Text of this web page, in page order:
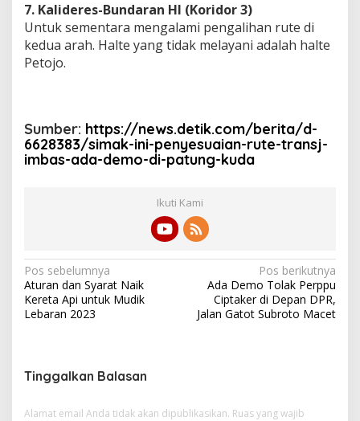
7. Kalideres-Bundaran HI (Koridor 3)
Untuk sementara mengalami pengalihan rute di
kedua arah. Halte yang tidak melayani adalah halte
Petojo.
Sumber: https://news.detik.com/berita/d-
6628383/simak-ini-penyesuaian-rute-transj-
imbas-ada-demo-di-patung-kuda
Ikuti Kami
N
a
v
g
a
s
Pos sebelumnya
Aturan dan Syarat Naik
Kereta Api untuk Mudik
Lebaran 2023
Pos berikutnya
Ada Demo Tolak Perppu
Ciptaker di Depan DPR,
Jalan Gatot Subroto Macet
Tinggalkan Balasan
Alamat email Anda tidak akan dipublikasikan. Ruas yang wajib